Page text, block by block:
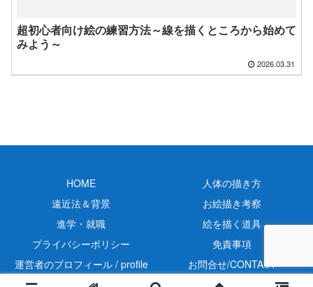
超初心者向け絵の練習方法～線を描くところから始めて
みよう～
2026.03.31
HOME
人体の描き方
遠近法＆背景
お絵描き考察
進学・就職
絵を描く道具
プライバシーポリシー
免責事項
運営者のプロフィール / profile
お問合せ/CONTACT